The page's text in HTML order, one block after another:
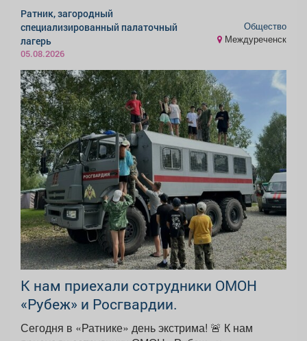
Ратник, загородный
специализированный палаточный
лагерь
05.08.2026
Общество
Междуреченск
К нам приехали сотрудники ОМОН
«Рубеж» и Росгвардии.
Сегодня в «Ратнике» день экстрима! 🚨 К нам